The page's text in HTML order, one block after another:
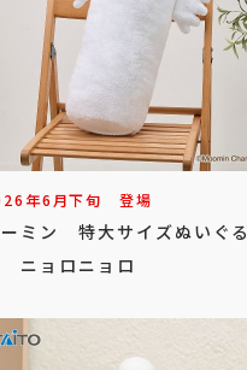
年6月下旬 登場
ミン 特大サイズぬいぐる
ニョロニョロ